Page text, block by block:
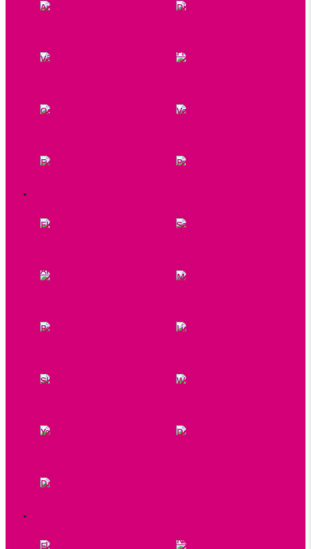
Aroma difuzéry Dizajnové difuzéry
Vône do difuzéra
Príslušenstvo pre aroma
difuzéry
Osviežovače vzduchu Vonné karty
Funkčné vône Prírodné vône
EKO sviečky SoapHoria
Aromaterapeutické
sviečky
Max Benjamin
Botanica Slavica Limitované edície
SIMPL. WoodWick Candle
Yankee Candle Doplnky k sviečkam
Darčekové sady
Elektrické difuzéry
Náplne do elektrických